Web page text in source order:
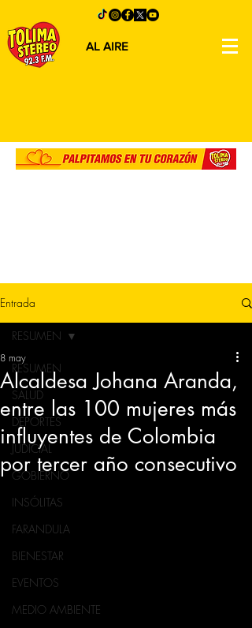
AL AIRE
Entrada
RESUMEN
SALUD
DEPORTES
JUDICIAL
GOBIERNO
INSÓLITAS
FARANDULA
BIENESTAR
EVENTOS
MEDIO AMBIENTE
RESUMEN
Alcaldesa Johana Aranda,
entre las 100 mujeres más
influyentes de Colombia
por tercer año consecutivo
8 may